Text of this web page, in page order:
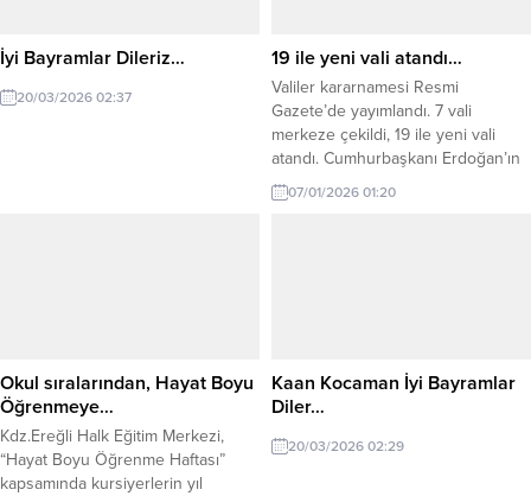
denetimler gerçekleştirildiğini
duyurdu. Yerlikaya’nın paylaştığı
bilgilere göre, yapılan...
İyi Bayramlar Dileriz…
20/03/2026 02:37
19 ile yeni vali atandı…
Valiler kararnamesi Resmi
Gazete’de yayımlandı. 7 vali
merkeze çekildi, 19 ile yeni vali
atandı. Cumhurbaşkanı Erdoğan’ın
imzası ile Resmi Gazete’de
yayımlanan Valiler Kararnamesi’ne
07/01/2026 01:20
Okul sıralarından, Hayat Boyu
Öğrenmeye…
Kdz.Ereğli Halk Eğitim Merkezi,
“Hayat Boyu Öğrenme Haftası”
kapsamında kursiyerlerin yıl
Kaan Kocaman İyi Bayramlar
Diler…
20/03/2026 02:29